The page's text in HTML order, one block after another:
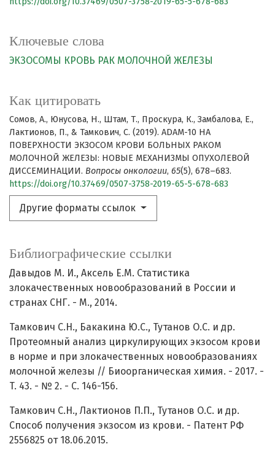
Ключевые слова
ЭКЗОСОМЫ КРОВЬ РАК МОЛОЧНОЙ ЖЕЛЕЗЫ
Как цитировать
Сомов, А., Юнусова, Н., Штам, Т., Проскура, К., Замбалова, Е.,
Лактионов, П., & Тамкович, С. (2019). ADAM-10 НА
ПОВЕРХНОСТИ ЭКЗОСОМ КРОВИ БОЛЬНЫХ РАКОМ
МОЛОЧНОЙ ЖЕЛЕЗЫ: НОВЫЕ МЕХАНИЗМЫ ОПУХОЛЕВОЙ
ДИССЕМИНАЦИИ. Вопросы онкологии, 65(5), 678–683.
https://doi.org/10.37469/0507-3758-2019-65-5-678-683
Другие форматы ссылок
Библиографические ссылки
Давыдов М. И., Аксель Е.М. Статистика
злокачественных новообразований в России и
странах СНГ. - М., 2014.
Тамкович С.Н., Бакакина Ю.С., Тутанов О.С. и др.
Протеомный анализ циркулирующих экзосом крови
в норме и при злокачественных новообразованиях
молочной железы // Биоорганическая химия. - 2017. -
T. 43. - № 2. - С. 146-156.
Тамкович С.Н., Лактионов П.П., Тутанов О.С. и др.
Способ получения экзосом из крови. - Патент РФ
2556825 от 18.06.2015.